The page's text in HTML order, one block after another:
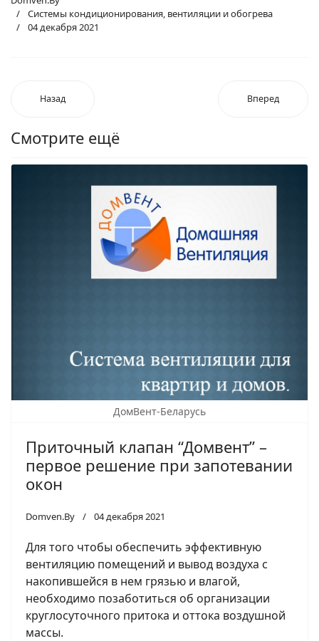
Системы кондиционирования, вентиляции и обогрева
04 декабря 2021
Назад Вперед
Смотрите ещё
ДомВент-Беларусь
Приточный клапан “Домвент” –
первое решение при запотевании
окон
Domven.By 04 декабря 2021
Для того чтобы обеспечить эффективную
вентиляцию помещений и вывод воздуха с
накопившейся в нем грязью и влагой,
необходимо позаботиться об организации
круглосуточного притока и оттока воздушной
массы.